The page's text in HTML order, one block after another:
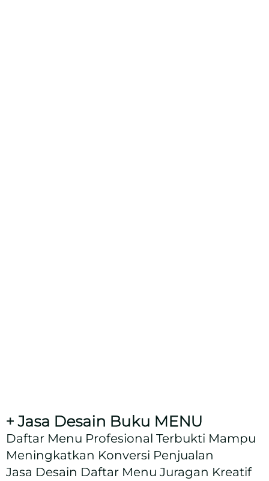
+ Jasa Desain Buku MENU
Daftar Menu Profesional Terbukti Mampu
Meningkatkan Konversi Penjualan
Jasa Desain Daftar Menu Juragan Kreatif